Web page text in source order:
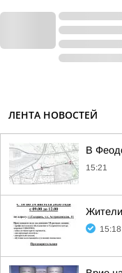
ЛЕНТА НОВОСТЕЙ
В
15:21
Жители
15:18